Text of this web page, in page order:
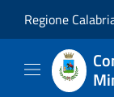
Regione